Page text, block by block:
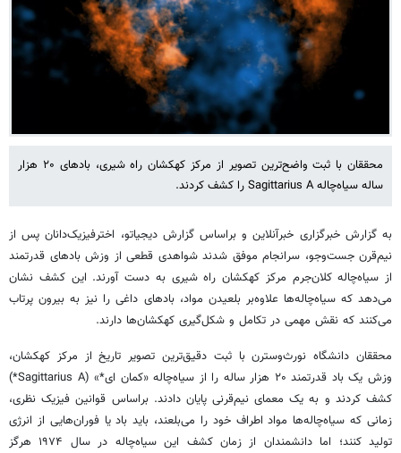
محققان با ثبت واضح‌ترین تصویر از مرکز کهکشان راه شیری، بادهای ۲۰ هزار
ساله سیاه‌چاله Sagittarius A را کشف کردند.
به گزارش خبرگزاری خبرآنلاین و براساس گزارش دیجیاتو، اخترفیزیک‌دانان پس از
نیم‌قرن جست‌وجو، سرانجام موفق شدند شواهدی قطعی از وزش بادهای قدرتمند
از سیاه‌چاله کلان‌جرم مرکز کهکشان راه شیری به دست آورند. این کشف نشان
می‌دهد که سیاه‌چاله‌ها علاوه‌بر بلعیدن مواد، بادهای داغی را نیز به بیرون پرتاب
می‌کنند که نقش مهمی در تکامل و شکل‌گیری کهکشان‌ها دارند.
محققان دانشگاه نورث‌وسترن با ثبت دقیق‌ترین تصویر تاریخ از مرکز کهکشان،
وزش یک باد قدرتمند ۲۰ هزار ساله را از سیاه‌چاله «کمان ای*» (Sagittarius A*)
کشف کردند و به یک معمای نیم‌قرنی پایان دادند. براساس قوانین فیزیک نظری،
زمانی که سیاه‌چاله‌ها مواد اطراف خود را می‌بلعند، باید باد یا فوران‌هایی از انرژی
تولید کنند؛ اما دانشمندان از زمان کشف این سیاه‌چاله در سال ۱۹۷۴ هرگز